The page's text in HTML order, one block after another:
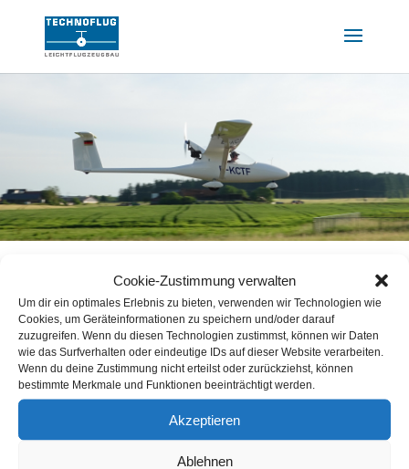
Cookie-Zustimmung verwalten
Um dir ein optimales Erlebnis zu bieten, verwenden wir Technologien wie
Cookies, um Geräteinformationen zu speichern und/oder darauf
zuzugreifen. Wenn du diesen Technologien zustimmst, können wir Daten
wie das Surfverhalten oder eindeutige IDs auf dieser Website verarbeiten.
Wenn du deine Zustimmung nicht erteilst oder zurückziehst, können
bestimmte Merkmale und Funktionen beeinträchtigt werden.
Akzeptieren
Ablehnen
DOWNLOADBEREICH
 Piccolo